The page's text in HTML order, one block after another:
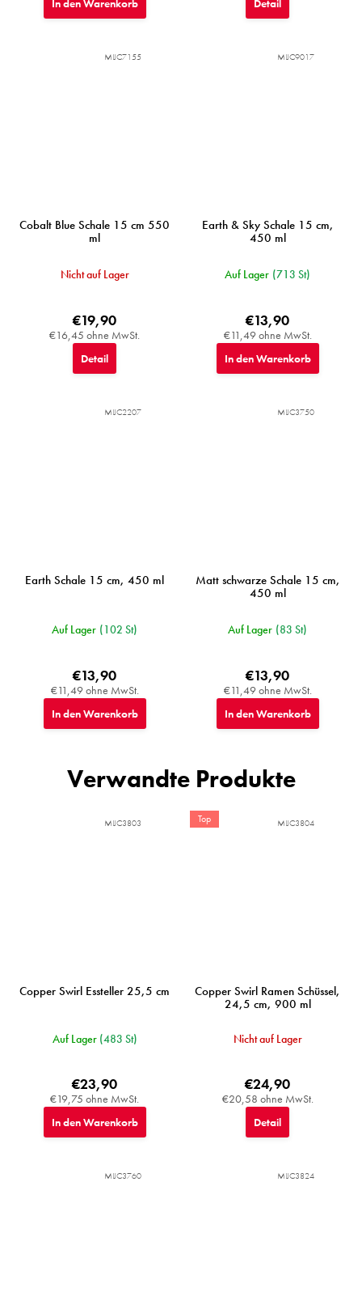
In den Warenkorb Detail
Cobalt Blue Schale 15 cm 550
ml
Nicht auf Lager
€16,45 ohne MwSt.
€19,90
Detail
MIJC7155
Earth & Sky Schale 15 cm,
450 ml
Auf Lager (713 St)
€11,49 ohne MwSt.
€13,90
In den Warenkorb
MIJC9017
Earth Schale 15 cm, 450 ml
Auf Lager (102 St)
€11,49 ohne MwSt.
€13,90
In den Warenkorb
MIJC2207
Matt schwarze Schale 15 cm,
450 ml
Auf Lager (83 St)
€11,49 ohne MwSt.
€13,90
In den Warenkorb
MIJC3750
Verwandte Produkte
Copper Swirl Essteller 25,5 cm
Auf Lager (483 St)
€19,75 ohne MwSt.
€23,90
In den Warenkorb
MIJC3803 Top
Copper Swirl Ramen Schüssel,
24,5 cm, 900 ml
Nicht auf Lager
€20,58 ohne MwSt.
€24,90
Detail
MIJC3804
MIJC3760 MIJC3824